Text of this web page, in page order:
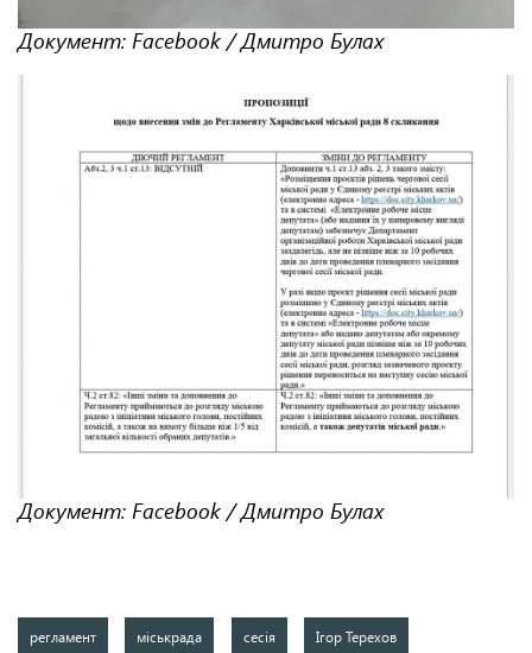
Документ: Facebook / Дмитро Булах
Документ: Facebook / Дмитро Булах
регламент міськрада сесія Ігор Терехов